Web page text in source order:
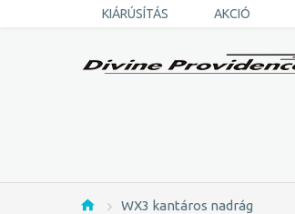
KIÁRÚSÍTÁS AKCIÓ
WX3 kantáros nadrág